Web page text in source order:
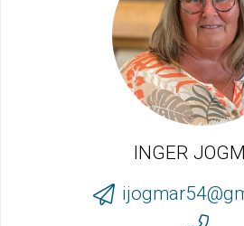
INGER